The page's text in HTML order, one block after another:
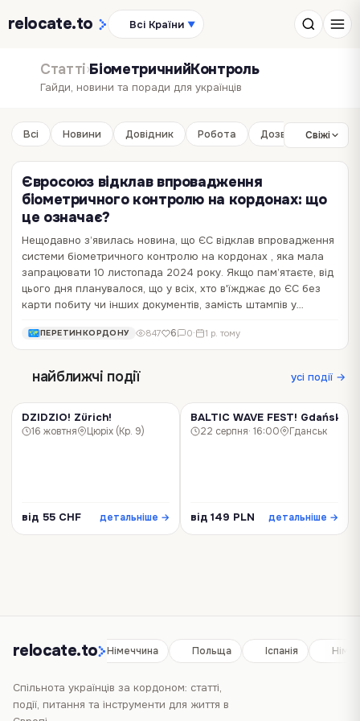
relocate.to Всі Країни ▼
Статті›БіометричнийКонтроль
Гайди, новини та поради для українців
Всі Новини Довідник Робота ДозвілляСвіжі
Євросоюз відклав впровадження
біометричного контролю на кордонах: що
це означає?
Нещодавно з’явилась новина, що ЄС відклав впровадження
системи біометричного контролю на кордонах , яка мала
запрацювати 10 листопада 2024 року. Якщо пам’ятаєте, від
цього дня планувалося, що у всіх, хто в'їжджає до ЄС без
карти побиту чи інших документів, замість штампів у…
ПЕРЕТИНКОРДОНУ 847 6 0· 1 р. тому
найближчі події усі події →
КОНЦЕРТDZIDZIO! Zürich!
16 жовтня Цюріх (Кр. 9)
від 55 CHF детальніше →
КОНЦЕРТ
BALTIC WAVE FEST! Gdańsk!
22 серпня· 16:00 Гданськ
від 149 PLN детальніше →
relocate.to
Іспанія Німеччина Польща Іспанія
Спільнота українців за кордоном: статті,
події, питання та інструменти для життя в